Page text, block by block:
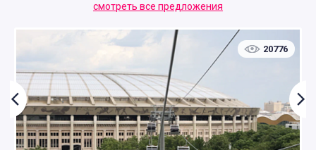
смотреть все предложения
20776